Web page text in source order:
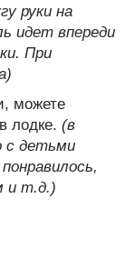
руки на
идет впереди
При
можете
лодке. (в
с детьми
и т.д.)